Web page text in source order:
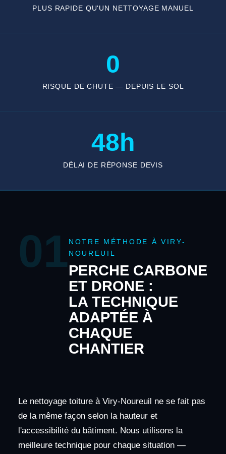
PLUS RAPIDE QU'UN NETTOYAGE MANUEL
0
RISQUE DE CHUTE — DEPUIS LE SOL
48h
DÉLAI DE RÉPONSE DEVIS
01 NOTRE MÉTHODE À VIRY-
NOUREUIL
PERCHE CARBONE
ET DRONE :
LA TECHNIQUE
ADAPTÉE À
CHAQUE
CHANTIER
Le nettoyage toiture à Viry-Noureuil ne se fait pas
de la même façon selon la hauteur et
l'accessibilité du bâtiment. Nous utilisons la
meilleure technique pour chaque situation —